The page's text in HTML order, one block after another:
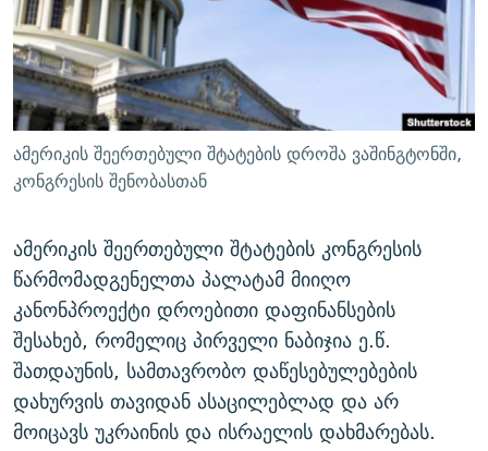
ᲛᲝᲚᲐᲞᲐᲠᲐᲙᲔ ᲢᲔᲥᲡᲢᲔᲑᲘ
ᲨᲘᲜ - ᲣᲪᲮᲝᲔᲗᲨᲘ
ᲚᲘᲢᲔᲠᲐᲢᲣᲠᲣᲚᲘ ᲬᲐᲮᲜᲐᲒᲔᲑᲘ
ᲐᲛᲔᲠᲘᲙᲣᲚᲘ ᲛᲝᲗᲮᲠᲝᲑᲐ
ᲘᲛᲞᲔᲠᲘᲐ ᲓᲐ ᲠᲐᲓᲘᲝ
ᲩᲔᲛᲘ ᲡᲘᲙᲕᲓᲘᲚᲘᲡ ᲛᲘᲖᲔᲖᲘᲐ COVID-19
11 ᲬᲔᲚᲘ - 11 ᲐᲛᲑᲐᲕᲘ
ᲡᲐᲞᲐᲠᲚᲐᲛᲔᲜᲢᲝ ᲐᲠᲩᲔᲕᲜᲔᲑᲘᲡ ᲘᲡᲢᲝᲠᲘᲐ
ᲑᲐᲕᲨᲕᲔᲑᲘ ᲞᲠᲝᲡᲢᲘᲢᲣᲪᲘᲐᲨᲘ - ᲐᲛᲝᲣᲗᲥᲛᲔᲚᲘ ᲐᲛᲑᲐᲕᲘ
5 ᲐᲛᲑᲐᲕᲘ - 20 ᲘᲕᲜᲘᲡᲡ ᲓᲐᲨᲐᲕᲔᲑᲣᲚᲔᲑᲘ
ПРИВЕТ ᲙᲣᲚᲢᲣᲠᲐ
ᲒᲐᲛᲝᲘᲬᲔᲠᲔ
რთე/რთ-ის ყველა საიტი
ამერიკის შეერთებული შტატების დროშა ვაშინგტონში,
კონგრესის შენობასთან
ამერიკის შეერთებული შტატების კონგრესის
წარმომადგენელთა პალატამ მიიღო
კანონპროექტი დროებითი დაფინანსების
შესახებ, რომელიც პირველი ნაბიჯია ე.წ.
შათდაუნის, სამთავრობო დაწესებულებების
დახურვის თავიდან ასაცილებლად და არ
მოიცავს უკრაინის და ისრაელის დახმარებას.